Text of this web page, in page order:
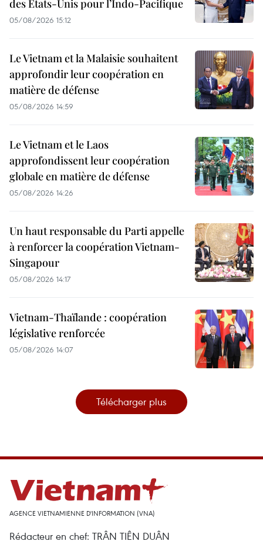
des États-Unis pour l’Indo-Pacifique
05/08/2026 15:12
Le Vietnam et la Malaisie souhaitent
approfondir leur coopération en
matière de défense
05/08/2026 14:59
Le Vietnam et le Laos
approfondissent leur coopération
globale en matière de défense
05/08/2026 14:26
Un haut responsable du Parti appelle
à renforcer la coopération Vietnam-
Singapour
05/08/2026 14:17
Vietnam-Thaïlande : coopération
législative renforcée
05/08/2026 14:07
Télécharger plus
AGENCE VIETNAMIENNE D'INFORMATION (VNA)
Rédacteur en chef: TRÂN TIÊN DUÂN